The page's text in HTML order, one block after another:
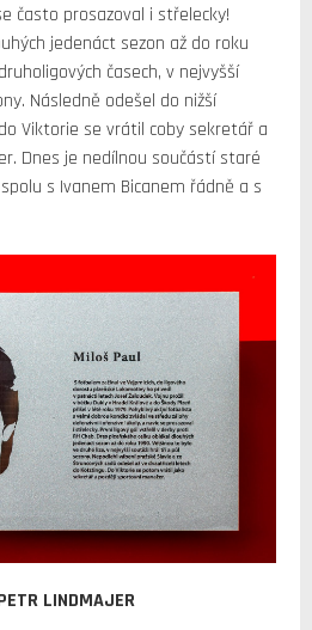
často prosazoval i střelecky!
jedenáct sezon až do roku
časech, v nejvyšší
Následně odešel do nižší
Viktorie se vrátil coby sekretář a
Dnes je nedílnou součástí staré
s Ivanem Bicanem řádně a s
LINDMAJER